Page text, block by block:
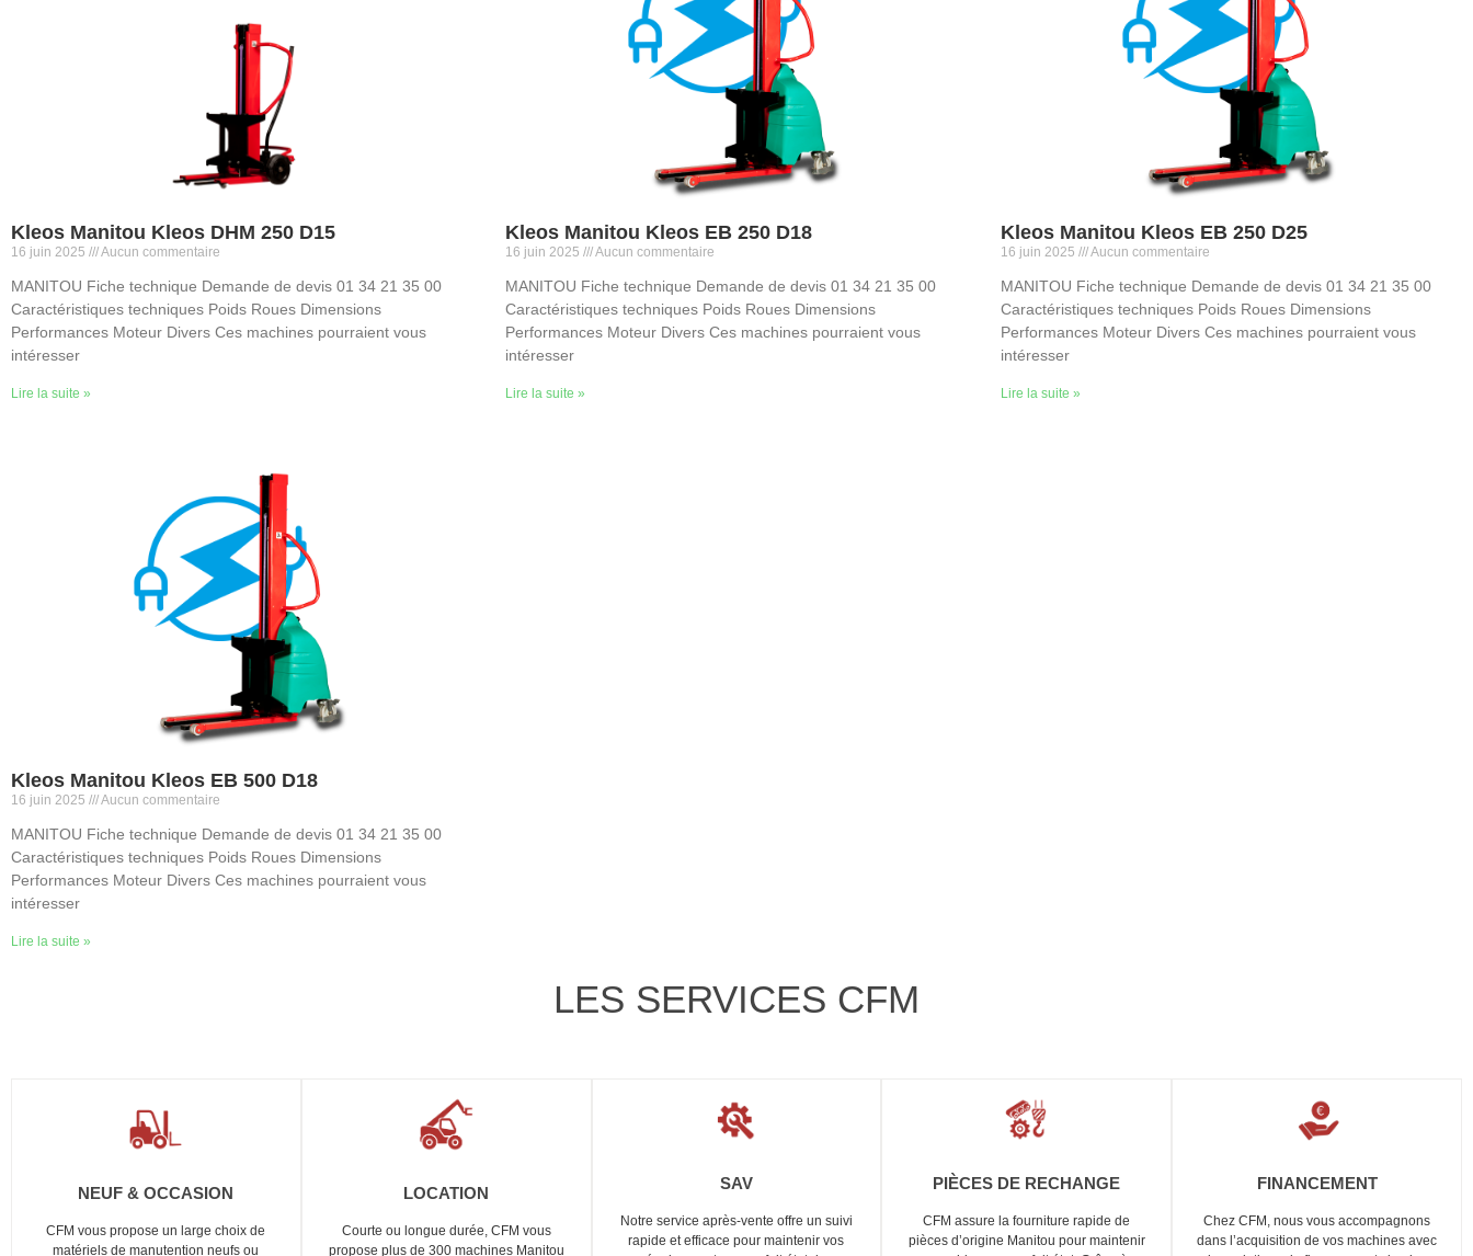
Kleos Manitou Kleos DHM 250 D15
16 juin 2025 Aucun commentaire
MANITOU Fiche technique Demande de devis 01 34 21 35 00
Caractéristiques techniques Poids Roues Dimensions
Performances Moteur Divers Ces machines pourraient vous
intéresser
Lire la suite »
Kleos Manitou Kleos EB 250 D18
16 juin 2025 Aucun commentaire
MANITOU Fiche technique Demande de devis 01 34 21 35 00
Caractéristiques techniques Poids Roues Dimensions
Performances Moteur Divers Ces machines pourraient vous
intéresser
Lire la suite »
Kleos Manitou Kleos EB 250 D25
16 juin 2025 Aucun commentaire
MANITOU Fiche technique Demande de devis 01 34 21 35 00
Caractéristiques techniques Poids Roues Dimensions
Performances Moteur Divers Ces machines pourraient vous
intéresser
Lire la suite »
Kleos Manitou Kleos EB 500 D18
16 juin 2025 Aucun commentaire
MANITOU Fiche technique Demande de devis 01 34 21 35 00
Caractéristiques techniques Poids Roues Dimensions
Performances Moteur Divers Ces machines pourraient vous
intéresser
Lire la suite »
LES SERVICES CFM
NEUF & OCCASION
CFM vous propose un large choix de
matériels de manutention neufs ou
LOCATION
Courte ou longue durée, CFM vous
propose plus de 300 machines Manitou
SAV
Notre service après-vente offre un suivi
rapide et efficace pour maintenir vos
PIÈCES DE RECHANGE
CFM assure la fourniture rapide de
pièces d’origine Manitou pour maintenir
FINANCEMENT
Chez CFM, nous vous accompagnons
dans l’acquisition de vos machines avec